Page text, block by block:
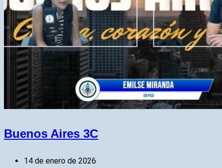
Buenos Aires 3C
14 de enero de 2026